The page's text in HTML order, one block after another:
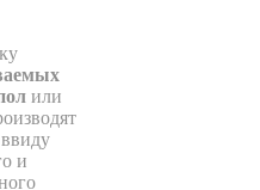
или
и